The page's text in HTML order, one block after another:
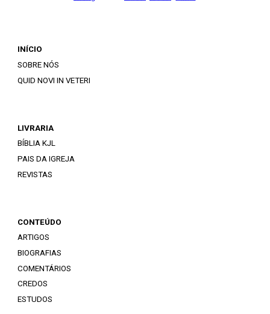
INÍCIO
SOBRE NÓS
QUID NOVI IN VETERI
LIVRARIA
BÍBLIA KJL
PAIS DA IGREJA
REVISTAS
CONTEÚDO
ARTIGOS
BIOGRAFIAS
COMENTÁRIOS
CREDOS
ESTUDOS